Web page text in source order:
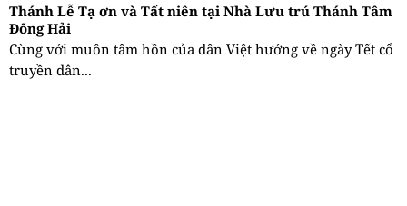
Thánh Lễ Tạ ơn và Tất niên tại Nhà Lưu trú Thánh Tâm
Đông Hải
Cùng với muôn tâm hồn của dân Việt hướng về ngày Tết cổ
truyền dân...